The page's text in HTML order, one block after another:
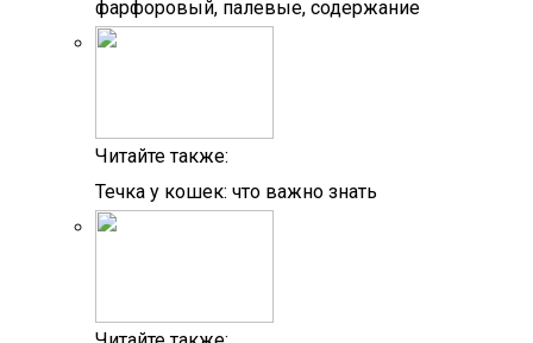
фарфоровый, палевые, содержание
Читайте также:
Течка у кошек: что важно знать